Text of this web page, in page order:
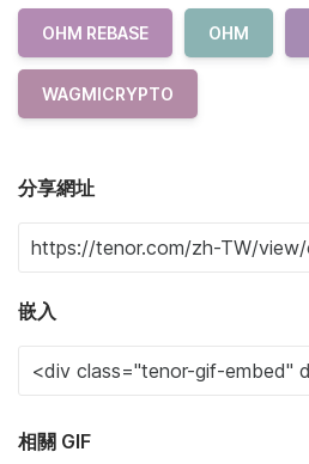
OHM REBASE OHM
WAGMICRYPTO
分享網址
嵌入
相關 GIF